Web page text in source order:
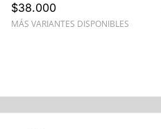
$38.000
MÁS VARIANTES DISPONIBLES